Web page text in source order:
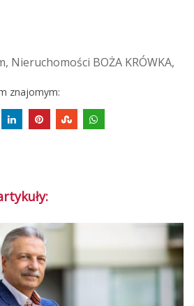
, Nieruchomości BOŻA KRÓWKA,
znajomym: